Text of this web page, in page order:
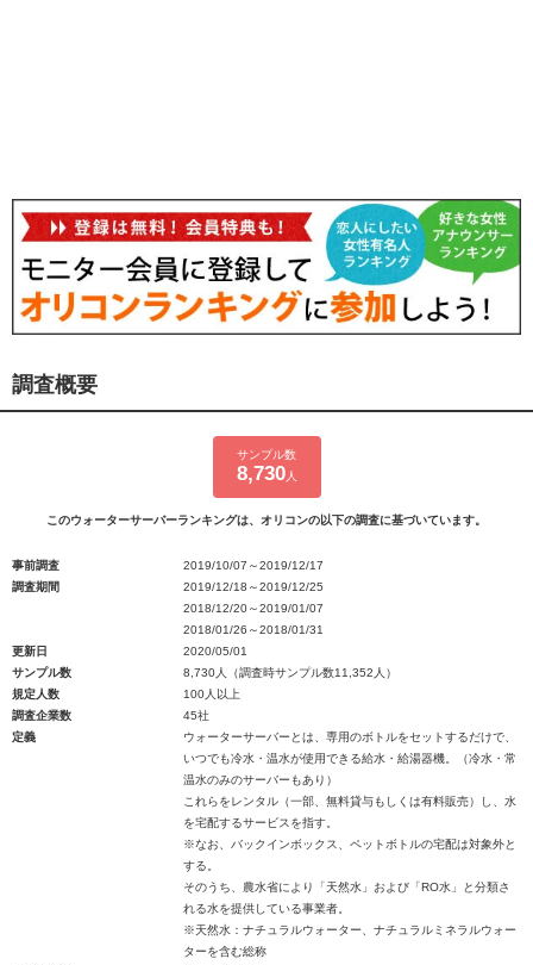
調査概要
サンプル数
8,730人
このウォーターサーバーランキングは、オリコンの以下の調査に基づいています。
事前調査
2019/10/07～2019/12/17
調査期間
2019/12/18～2019/12/25
2018/12/20～2019/01/07
2018/01/26～2018/01/31
更新日
2020/05/01
サンプル数
8,730人（調査時サンプル数11,352人）
規定人数
100人以上
調査企業数
45社
定義
ウォーターサーバーとは、専用のボトルをセットするだけで、
いつでも冷水・温水が使用できる給水・給湯器機。（冷水・常
温水のみのサーバーもあり）
これらをレンタル（一部、無料貸与もしくは有料販売）し、水
を宅配するサービスを指す。
※なお、バックインボックス、ペットボトルの宅配は対象外と
する。
そのうち、農水省により「天然水」および「RO水」と分類さ
れる水を提供している事業者。
※天然水：ナチュラルウォーター、ナチュラルミネラルウォー
ターを含む総称